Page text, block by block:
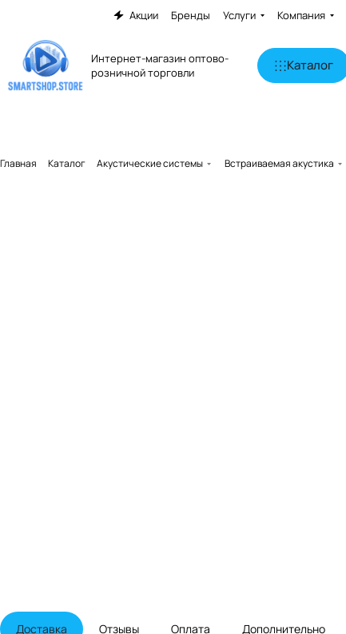
Акции Бренды Услуги Компания
Интернет-магазин оптово-
розничной торговли
Каталог
Главная Каталог Акустические системы Встраиваемая акустика
Доставка Отзывы Оплата Дополнительно